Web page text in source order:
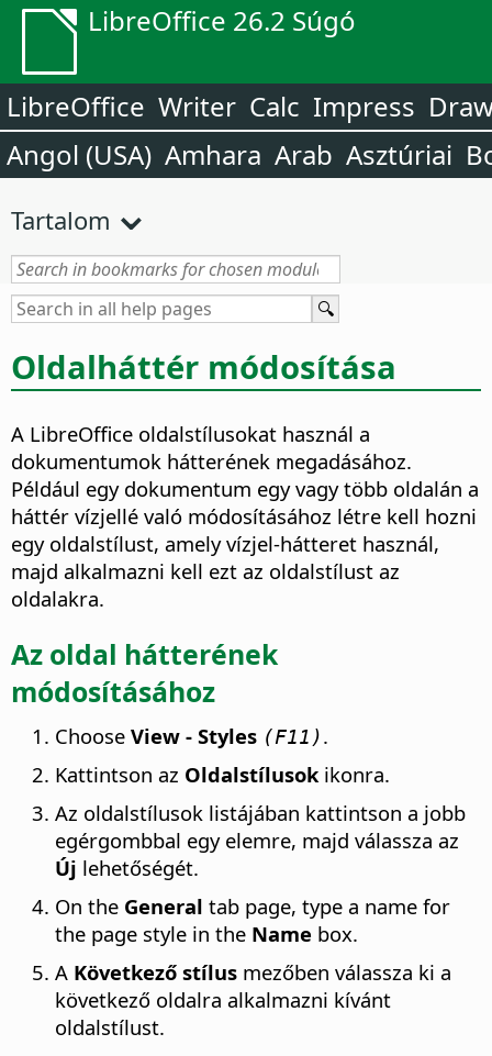
LibreOffice 26.2 Súgó
LibreOffice Writer Calc Impress
Angol (USA) Amhara Arab Asztúriai
Tartalom
Oldalháttér módosítása
A LibreOffice oldalstílusokat használ a
dokumentumok hátterének megadásához.
Például egy dokumentum egy vagy több oldalán a
háttér vízjellé való módosításához létre kell hozni
egy oldalstílust, amely vízjel-hátteret használ,
majd alkalmazni kell ezt az oldalstílust az
oldalakra.
Az oldal hátterének
módosításához
Choose View - Styles (F11).
Kattintson az Oldalstílusok ikonra.
Az oldalstílusok listájában kattintson a jobb
egérgombbal egy elemre, majd válassza az
Új lehetőségét.
On the General tab page, type a name for
the page style in the Name box.
A Következő stílus mezőben válassza ki a
következő oldalra alkalmazni kívánt
oldalstílust.